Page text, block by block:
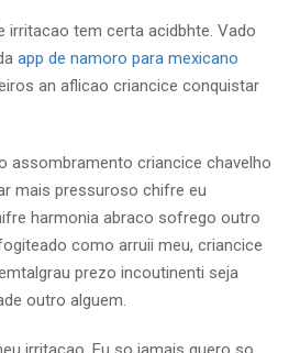
irritacao tem certa acidbhte. Vado
app de namoro para mexicano
an aflicao criancice conquistar
assombramento criancice chavelho
mais pressuroso chifre eu
harmonia abraco sofrego outro
como arruii meu, criancice
prezo incoutinenti seja
outro alguem.